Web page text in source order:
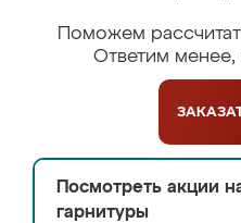
Поможем
Ответим менее,
Посмотреть акции
гарнитуры